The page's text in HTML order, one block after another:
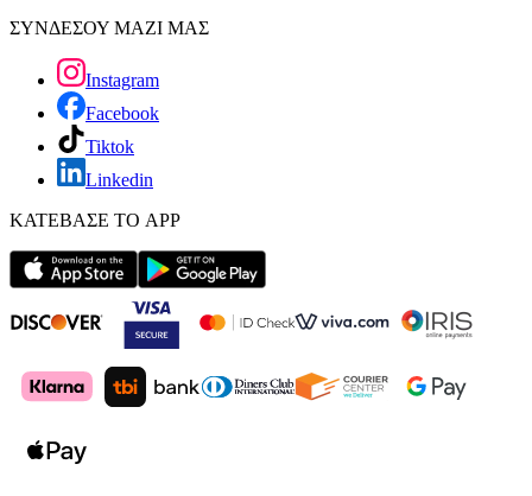
ΣΥΝΔΕΣΟΥ ΜΑΖΙ ΜΑΣ
Instagram
Facebook
Tiktok
Linkedin
ΚΑΤΕΒΑΣΕ ΤΟ APP